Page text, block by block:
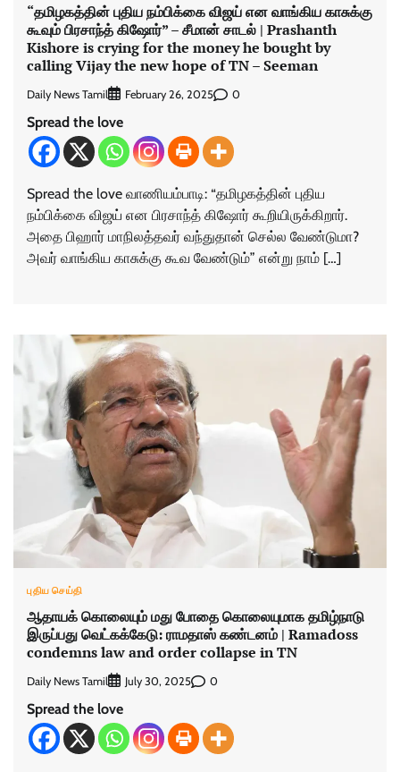
“தமிழகத்தின் புதிய நம்பிக்கை விஜய் என வாங்கிய காசுக்கு
கூவும் பிரசாந்த் கிஷோர்” – சீமான் சாடல் | Prashanth
Kishore is crying for the money he bought by
calling Vijay the new hope of TN – Seeman
Daily News Tamil February 26, 2025 0
Spread the love
Spread the love வாணியம்பாடி: “தமிழகத்தின் புதிய
நம்பிக்கை விஜய் என பிரசாந்த் கிஷோர் கூறியிருக்கிறார்.
அதை பிஹார் மாநிலத்தவர் வந்துதான் செல்ல வேண்டுமா?
அவர் வாங்கிய காசுக்கு கூவ வேண்டும்” என்று நாம் […]
புதிய செய்தி
ஆதாயக் கொலையும் மது போதை கொலையுமாக தமிழ்நாடு
இருப்பது வெட்கக்கேடு: ராமதாஸ் கண்டனம் | Ramadoss
condemns law and order collapse in TN
Daily News Tamil July 30, 2025 0
Spread the love